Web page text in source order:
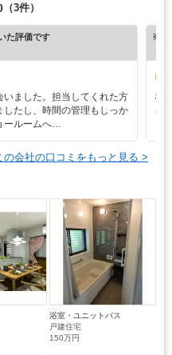
（3件）
た評価です
ました。担当してくれた方
たし、時間の管理もしっか
ールームへ…
※ホ
な
ろ
の会社の口コミをもっと見る >
浴室・ユニットバス
戸建住宅
150万円